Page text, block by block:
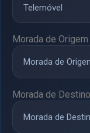
Morada de Origem
Morada de Destino